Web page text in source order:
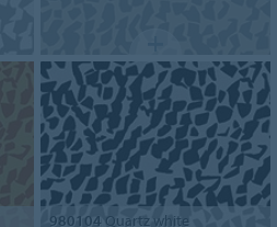
980104 Quartz white